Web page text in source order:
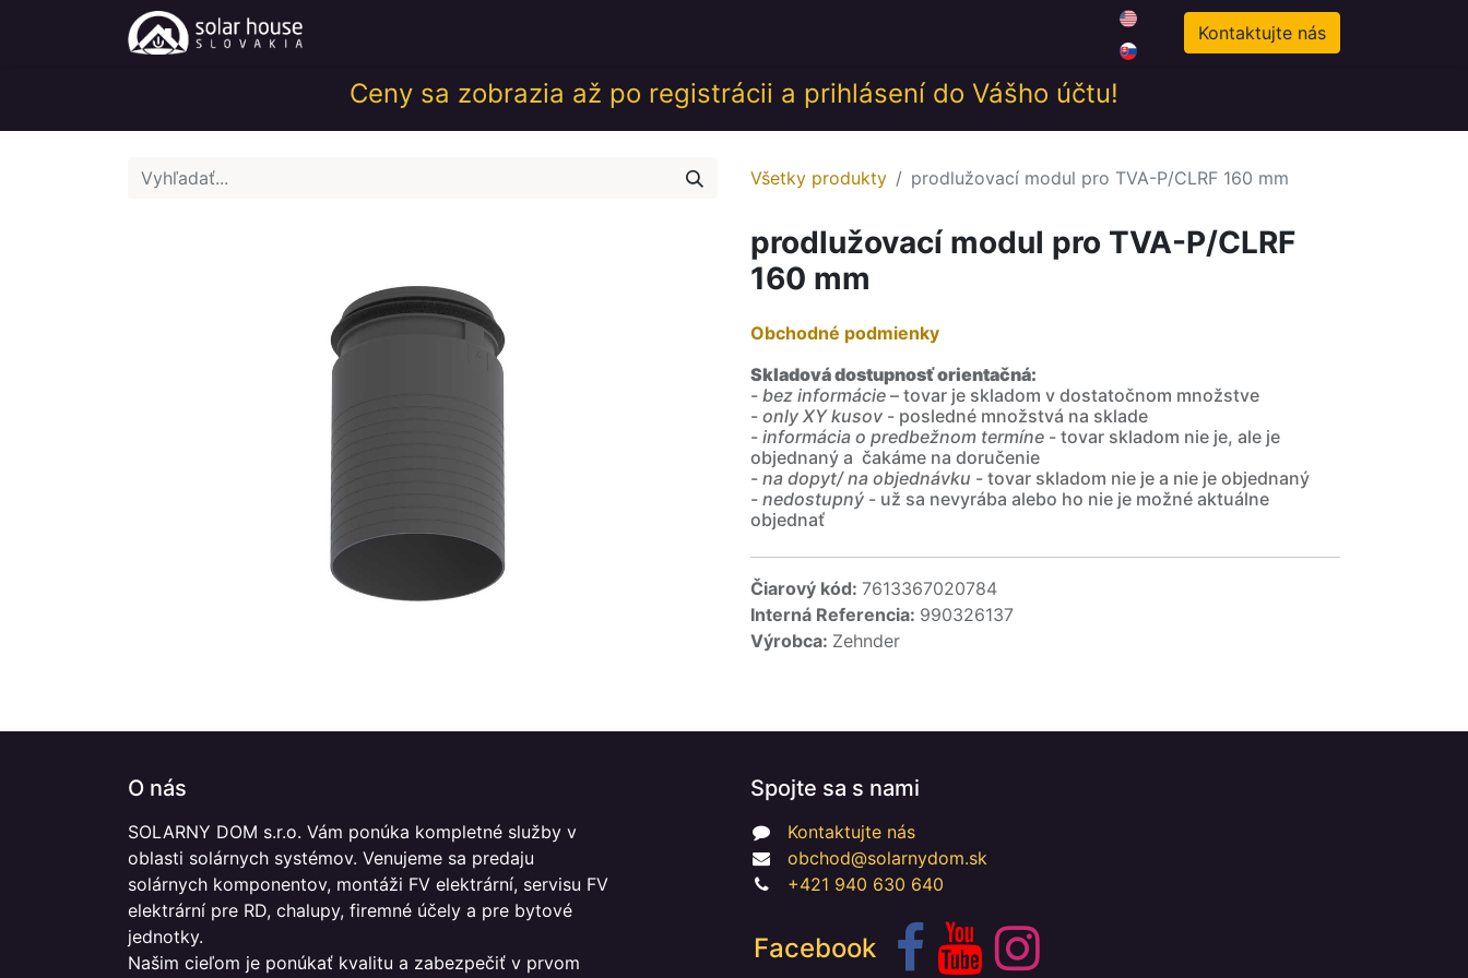
Novinky 0
Kontaktujte nás
Ceny sa zobrazia až po registrácii a prihlásení do Vášho účtu!
Všetky produkty prodlužovací modul pro TVA-P/CLRF 160 mm
prodlužovací modul pro TVA-P/CLRF
160 mm
Obchodné podmienky
Skladová dostupnosť orientačná:
- bez informácie – tovar je skladom v dostatočnom množstve
- only XY kusov - posledné množstvá na sklade
- informácia o predbežnom termíne - tovar skladom nie je, ale je
objednaný a čakáme na doručenie
- na dopyt/ na objednávku - tovar skladom nie je a nie je objednaný
- nedostupný - už sa nevyrába alebo ho nie je možné aktuálne
objednať
Čiarový kód: 7613367020784
Interná Referencia: 990326137
Výrobca: Zehnder
O nás
SOLARNY DOM s.r.o. Vám ponúka kompletné služby v
oblasti solárnych systémov. Venujeme sa predaju
solárnych komponentov, montáži FV elektrární, servisu FV
elektrární pre RD, chalupy, firemné účely a pre bytové
jednotky.
Našim cieľom je ponúkať kvalitu a zabezpečiť v prvom
Spojte sa s nami
Kontaktujte nás
obchod@solarnydom.sk
+421 940 630 640
Facebook